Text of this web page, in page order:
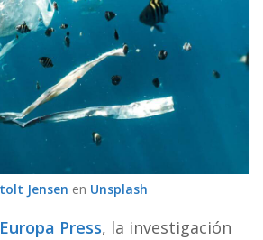
Jensen en Unsplash
Europa Press, la investigación